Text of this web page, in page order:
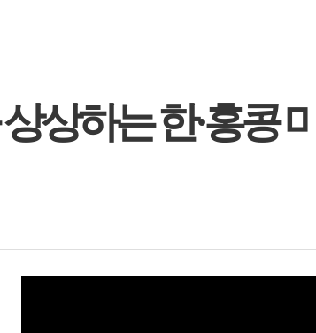
상하는 한·홍콩